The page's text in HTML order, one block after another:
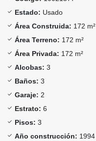
Estado: Usado
Área Construida: 172 m²
Área Terreno: 172 m²
Área Privada: 172 m²
Alcobas: 3
Baños: 3
Garaje: 2
Estrato: 6
Pisos: 3
Año construcción: 1994